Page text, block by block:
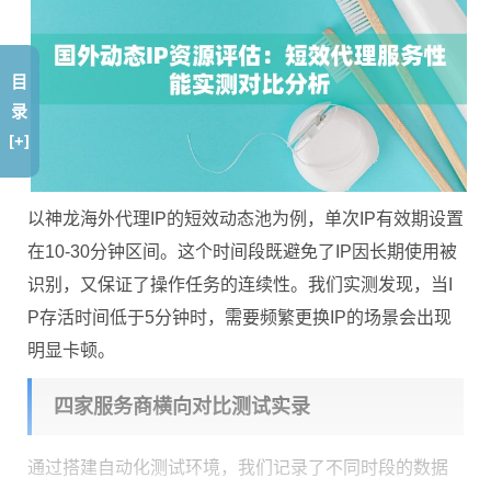
以神龙海外代理IP的短效动态池为例，单次IP有效期设置
在10-30分钟区间。这个时间段既避免了IP因长期使用被
识别，又保证了操作任务的连续性。我们实测发现，当I
P存活时间低于5分钟时，需要频繁更换IP的场景会出现
明显卡顿。
四家服务商横向对比测试实录
通过搭建自动化测试环境，我们记录了不同时段的数据
目
录
[+]